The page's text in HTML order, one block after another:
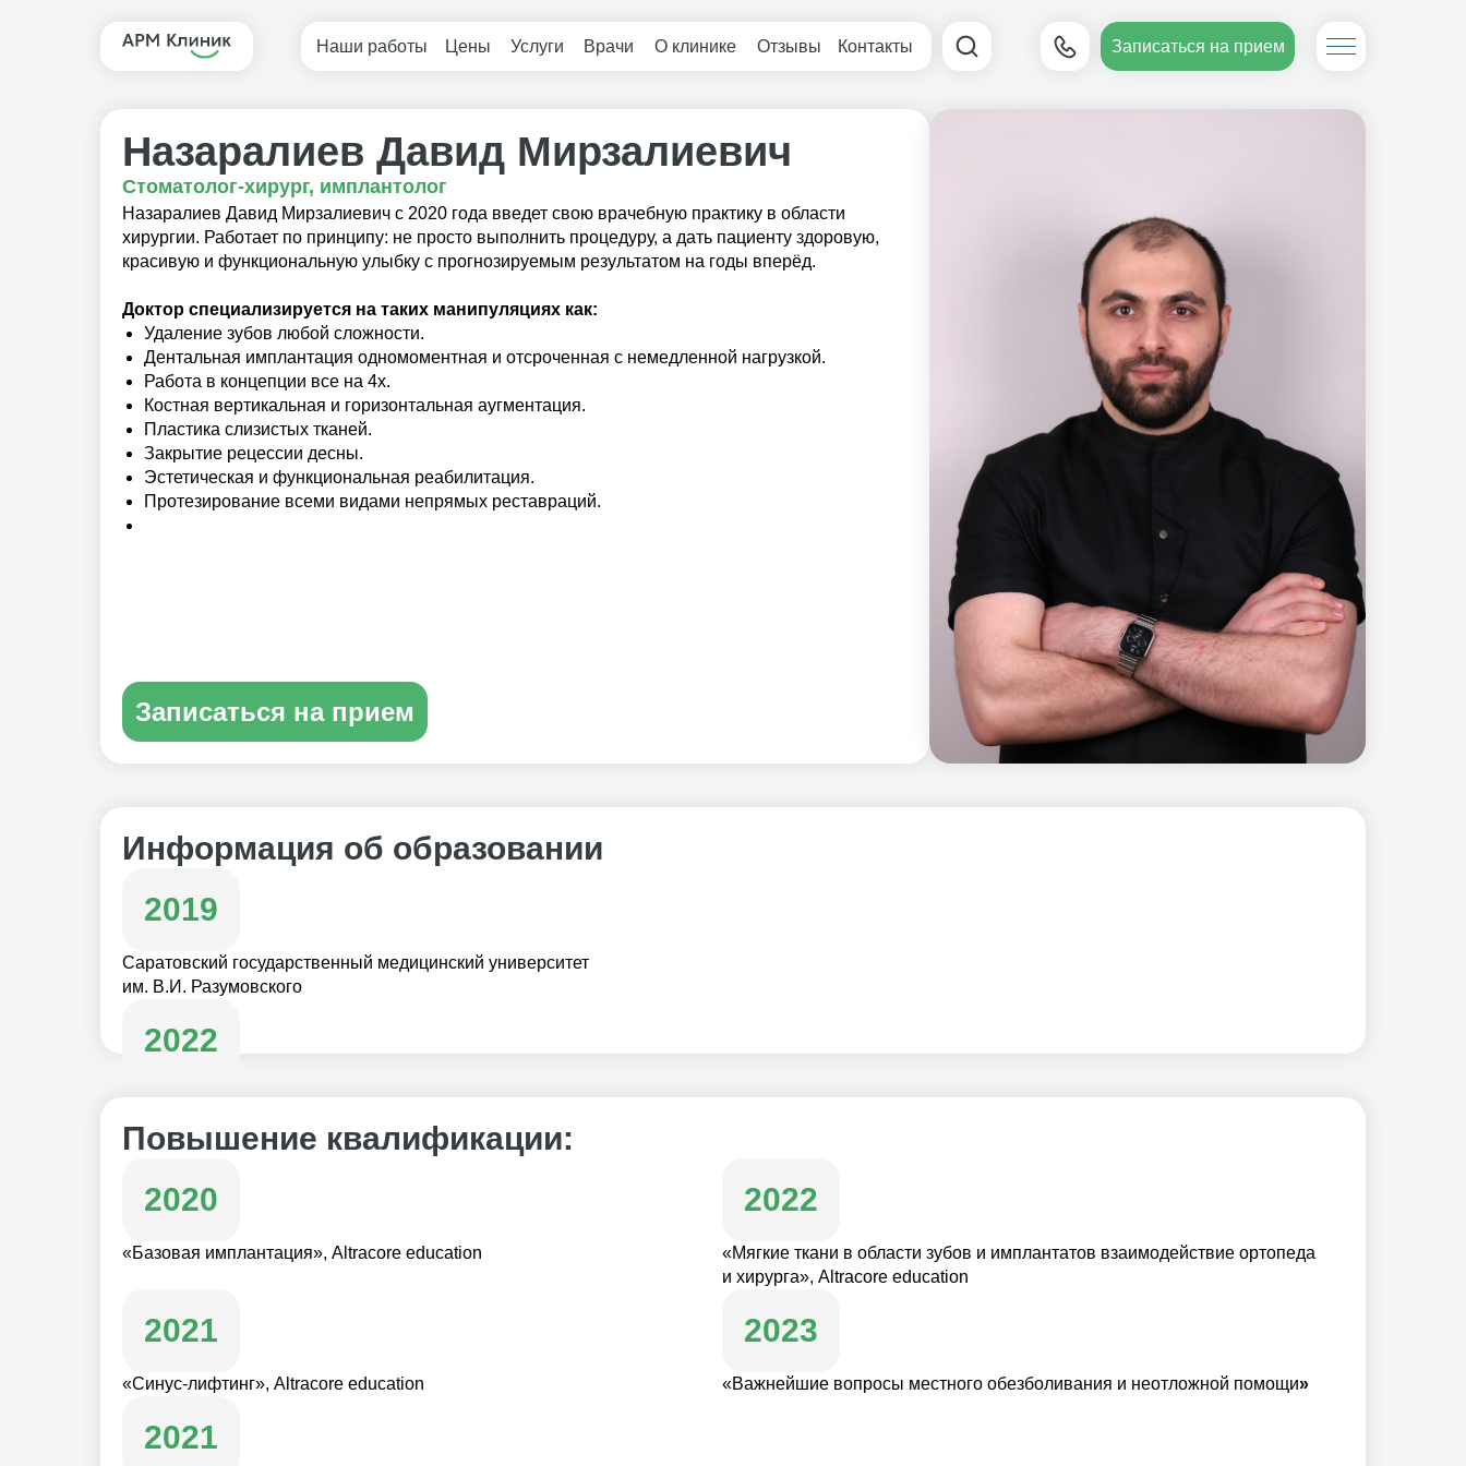
Записаться на прием
Контакты
Наши работы Отзывы
О клинике
Врачи
Цены Услуги
Назаралиев Давид Мирзалиевич
Стоматолог-хирург, имплантолог
Назаралиев Давид Мирзалиевич с 2020 года введет свою врачебную практику в области
хирургии. Работает по принципу: не просто выполнить процедуру, а дать пациенту здоровую,
красивую и функциональную улыбку с прогнозируемым результатом на годы вперёд.
Доктор специализируется на таких манипуляциях как:
Удаление зубов любой сложности.
Дентальная имплантация одномоментная и отсроченная с немедленной нагрузкой.
Работа в концепции все на 4х.
Костная вертикальная и горизонтальная аугментация.
Пластика слизистых тканей.
Закрытие рецессии десны.
Эстетическая и функциональная реабилитация.
Протезирование всеми видами непрямых реставраций.
Записаться на прием
Информация об образовании
2019
Саратовский государственный медицинский университет
им. В.И. Разумовского
2022
Повышение квалификации:
2020
«Базовая имплантация», Altracore education
2022
«Мягкие ткани в области зубов и имплантатов взаимодействие ортопеда
и хирурга», Altracore education
2021
«Синус-лифтинг», Altracore education
2023
«Важнейшие вопросы местного обезболивания и неотложной помощи»
2021